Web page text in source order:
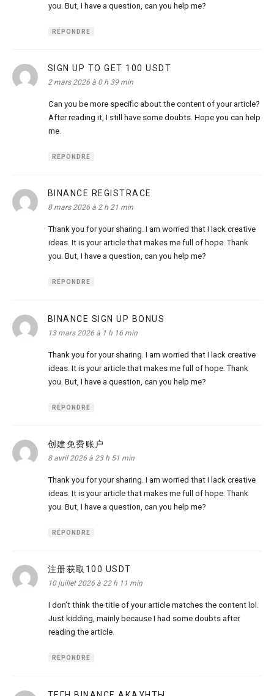
you. But, I have a question, can you help me?
RÉPONDRE
SIGN UP TO GET 100 USDT
2 mars 2026 à 0 h 39 min
Can you be more specific about the content of your article?
After reading it, I still have some doubts. Hope you can help
me.
RÉPONDRE
BINANCE REGISTRACE
8 mars 2026 à 2 h 21 min
Thank you for your sharing. I am worried that I lack creative
ideas. It is your article that makes me full of hope. Thank
you. But, I have a question, can you help me?
RÉPONDRE
BINANCE SIGN UP BONUS
13 mars 2026 à 1 h 16 min
Thank you for your sharing. I am worried that I lack creative
ideas. It is your article that makes me full of hope. Thank
you. But, I have a question, can you help me?
RÉPONDRE
创建免费账户
8 avril 2026 à 23 h 51 min
Thank you for your sharing. I am worried that I lack creative
ideas. It is your article that makes me full of hope. Thank
you. But, I have a question, can you help me?
RÉPONDRE
注册获取100 USDT
10 juillet 2026 à 22 h 11 min
I don’t think the title of your article matches the content lol.
Just kidding, mainly because I had some doubts after
reading the article.
RÉPONDRE